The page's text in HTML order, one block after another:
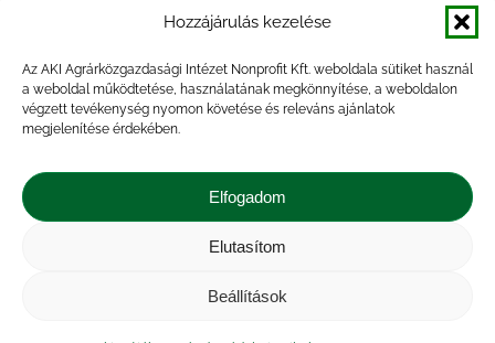
Hozzájárulás kezelése
Az AKI Agrárközgazdasági Intézet Nonprofit Kft. weboldala sütiket használ
a weboldal működtetése, használatának megkönnyítése, a weboldalon
végzett tevékenység nyomon követése és releváns ajánlatok
megjelenítése érdekében.
Elfogadom
Elutasítom
Beállítások
Agrárpiaci jelentések – Gabona és ipari
növények
Kapcsolat |
tájékoztató